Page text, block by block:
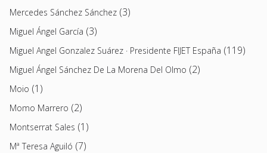
Mercedes Sánchez Sánchez (3)
Miguel Ángel García (3)
Miguel Angel Gonzalez Suárez · Presidente FIJET España (119)
Miguel Ángel Sánchez De La Morena Del Olmo (2)
Moio (1)
Momo Marrero (2)
Montserrat Sales (1)
Mª Teresa Aguiló (7)